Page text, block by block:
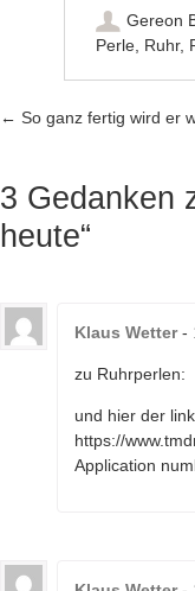
Gereon
Perle, Ruhr,
Artikel-
← So ganz fertig wird er
3 Gedanken
heute“
Klaus Wetter-
zu Ruhrperlen:
und hier der
https://
Application